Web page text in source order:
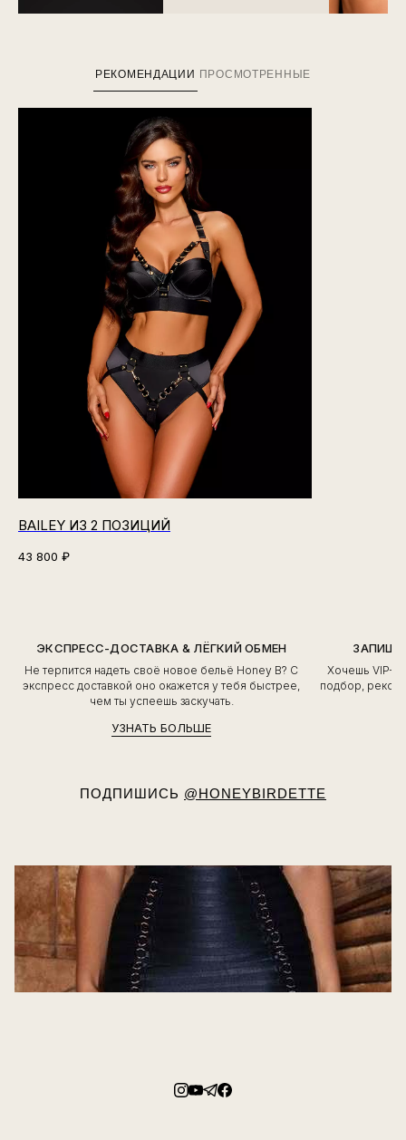
РЕКОМЕНДАЦИИ ПРОСМОТРЕННЫЕ
BAILEY ИЗ 2 ПОЗИЦИЙ
43 800 ₽
ЭКСПРЕСС-ДОСТАВКА & ЛЁГКИЙ ОБМЕН
Не терпится надеть своё новое бельё Honey B? С
экспресс доставкой оно окажется у тебя быстрее,
чем ты успеешь заскучать.
УЗНАТЬ БОЛЬШЕ
Хочешь VIP-
подбор,
ПОДПИШИСЬ @HONEYBIRDETTE